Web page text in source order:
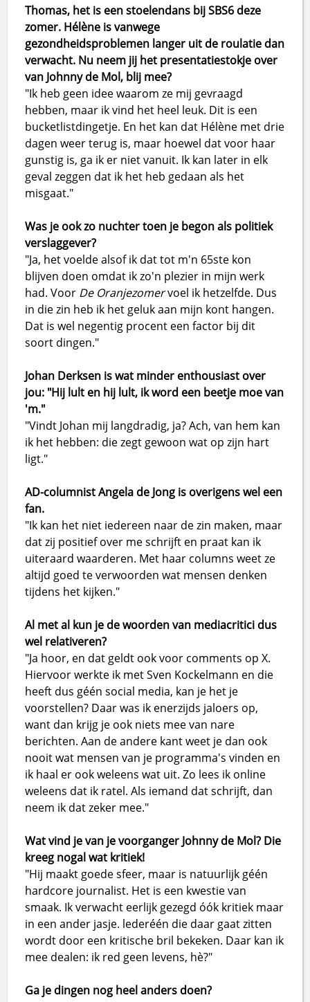
Thomas, het is een stoelendans bij SBS6 deze
zomer. Hélène is vanwege
gezondheidsproblemen langer uit de roulatie dan
verwacht. Nu neem jij het presentatiestokje over
van Johnny de Mol, blij mee?
"Ik heb geen idee waarom ze mij gevraagd
hebben, maar ik vind het heel leuk. Dit is een
bucketlistdingetje. En het kan dat Hélène met drie
dagen weer terug is, maar hoewel dat voor haar
gunstig is, ga ik er niet vanuit. Ik kan later in elk
geval zeggen dat ik het heb gedaan als het
misgaat."
Was je ook zo nuchter toen je begon als politiek
verslaggever?
"Ja, het voelde alsof ik dat tot m'n 65ste kon
blijven doen omdat ik zo'n plezier in mijn werk
had. Voor De Oranjezomervoel ik hetzelfde. Dus
in die zin heb ik het geluk aan mijn kont hangen.
Dat is wel negentig procent een factor bij dit
soort dingen."
Johan Derksen is wat minder enthousiast over
jou: "Hij lult en hij lult, ik word een beetje moe van
'm."
"Vindt Johan mij langdradig, ja? Ach, van hem kan
ik het hebben: die zegt gewoon wat op zijn hart
ligt."
AD-columnist Angela de Jong is overigens wel een
fan.
"Ik kan het niet iedereen naar de zin maken, maar
dat zij positief over me schrijft en praat kan ik
uiteraard waarderen. Met haar columns weet ze
altijd goed te verwoorden wat mensen denken
tijdens het kijken."
Al met al kun je de woorden van mediacritici dus
wel relativeren?
"Ja hoor, en dat geldt ook voor comments op X.
Hiervoor werkte ik met Sven Kockelmann en die
heeft dus géén social media, kan je het je
voorstellen? Daar was ik enerzijds jaloers op,
want dan krijg je ook niets mee van nare
berichten. Aan de andere kant weet je dan ook
nooit wat mensen van je programma's vinden en
ik haal er ook weleens wat uit. Zo lees ik online
weleens dat ik ratel. Als iemand dat schrijft, dan
neem ik dat zeker mee."
Wat vind je van je voorganger Johnny de Mol? Die
kreeg nogal wat kritiek!
"Hij maakt goede sfeer, maar is natuurlijk géén
hardcore journalist. Het is een kwestie van
smaak. Ik verwacht eerlijk gezegd óók kritiek maar
in een ander jasje. lederéén die daar gaat zitten
wordt door een kritische bril bekeken. Daar kan ik
mee dealen: ik red geen levens, hè?"
Ga je dingen nog heel anders doen?